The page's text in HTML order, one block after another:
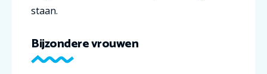
staan.
Bijzondere vrouwen